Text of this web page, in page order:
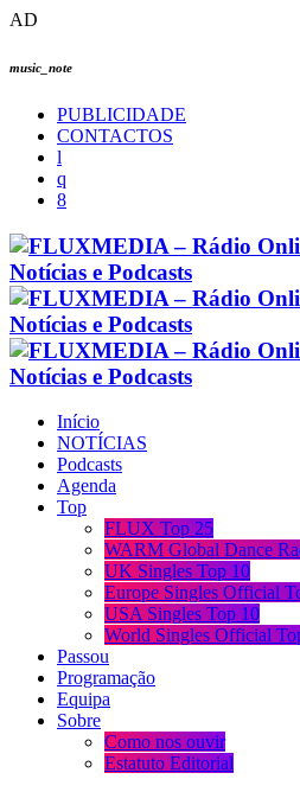
AD
music_note
PUBLICIDADE
CONTACTOS
Início
NOTÍCIAS
Podcasts
Agenda
Top
FLUX Top 25
WARM Global Dance
UK Singles Top 10
Europe Singles Official
USA Singles Top 10
World Singles Official
Passou
Programação
Equipa
Sobre
Como nos ouvir
Estatuto Editorial